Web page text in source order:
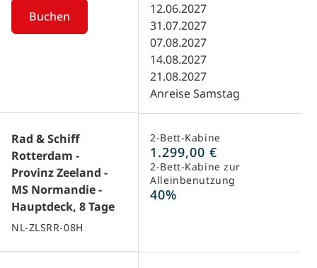
Buchen
Rad & Schiff
Rotterdam -
Provinz Zeeland -
MS Normandie -
Hauptdeck, 8 Tage
NL-ZLSRR-08H
12.06.2027
31.07.2027
07.08.2027
14.08.2027
21.08.2027
Anreise Samstag
2-Bett-Kabine
1.299,00 €
2-Bett-Kabine zur
Alleinbenutzung
40%